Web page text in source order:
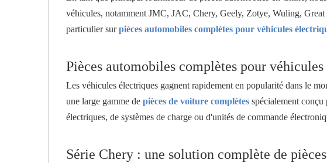
véhicules, notamment JMC, JAC, Chery, Geely, Zotye, Wuling,
particulier surpièces automobiles complètes pour véhicules
Pièces automobiles complètes pour
Les véhicules électriques gagnent rapidement en popularité dans le
une large gamme de pièces de voiture complètes spécialement
électriques, de systèmes de charge ou d'unités de commande
Série Chery : une solution complète de